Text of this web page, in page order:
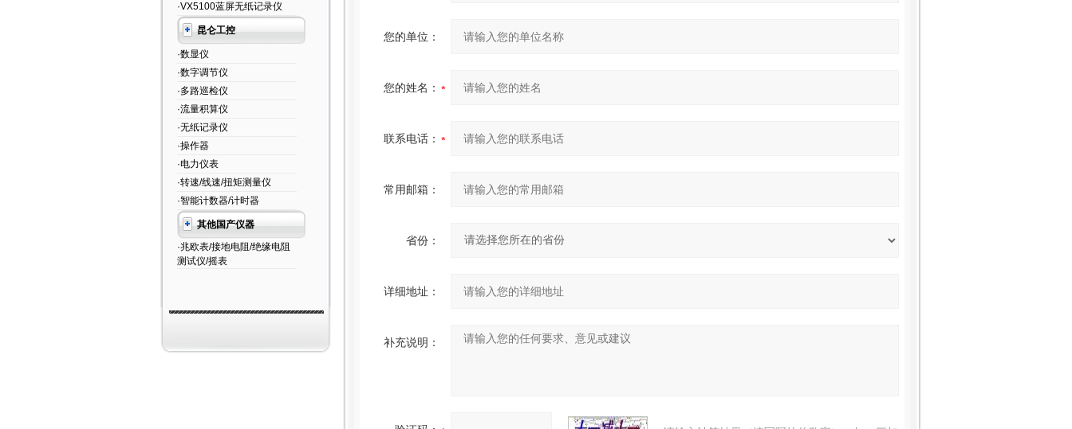
·VX5100蓝屏无纸记录仪
昆仑工控
·数显仪
·数字调节仪
·多路巡检仪
·流量积算仪
·无纸记录仪
·操作器
·电力仪表
·转速/线速/扭矩测量仪
·智能计数器/计时器
其他国产仪器
·兆欧表/接地电阻/绝缘电阻
测试仪/摇表
您的单位：
您的姓名：
联系电话：
常用邮箱：
省份：
详细地址：
补充说明：